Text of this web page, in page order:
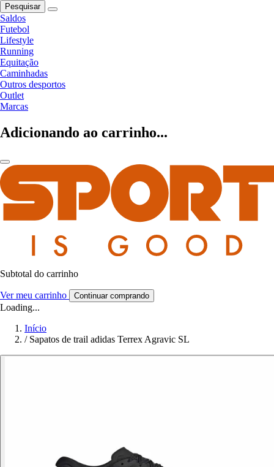
Pesquisar
Saldos
Futebol
Lifestyle
Running
Equitação
Caminhadas
Outros desportos
Outlet
Marcas
Adicionando ao carrinho...
Subtotal do carrinho
Ver meu carrinho Continuar comprando
Loading...
Início
/ Sapatos de trail adidas Terrex Agravic SL